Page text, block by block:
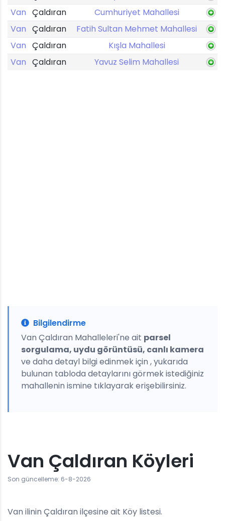
Van Çaldıran
Cumhuriyet Mahallesi
Van Çaldıran
Fatih Sultan Mehmet Mahallesi
Van Çaldıran
Kışla Mahallesi
Van Çaldıran Yavuz Selim Mahallesi
Bilgilendirme
Van Çaldıran Mahalleleri'ne ait parsel
sorgulama, uydu görüntüsü, canlı kamera
ve daha detayl bilgi edinmek için , yukarıda
bulunan tabloda detaylarını görmek istediğiniz
mahallenin ismine tıklayarak erişebilirsiniz.
Van Çaldıran Köyleri
Son güncelleme: 6-8-2026
Van ilinin Çaldıran ilçesine ait Köy listesi.